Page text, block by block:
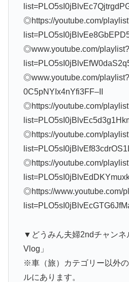
◎https://youtube.com/
◎www.youtube.com/playlist?
◎www.youtube.com/
0C5pNYIx4nYfi3FF–II
◎https://youtube.com/
◎https://youtube.com/
◎https://youtube.com/
◎https://www.youtube.com/
▼どうみん夫婦2ndチャンネ
Vlog」
※車（旅）カテゴリー以外
ルにあります。